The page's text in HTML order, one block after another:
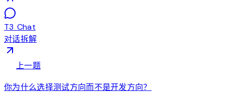
T3 Chat
对话拆解
上一题
你为什么选择测试方向而不是开发方向？